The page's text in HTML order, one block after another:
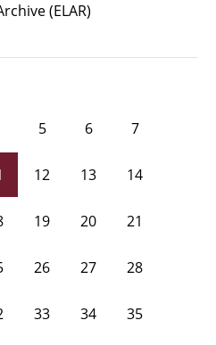
(ELAR)
5 6 7
12 13 14
19 20 21
26 27 28
33 34 35